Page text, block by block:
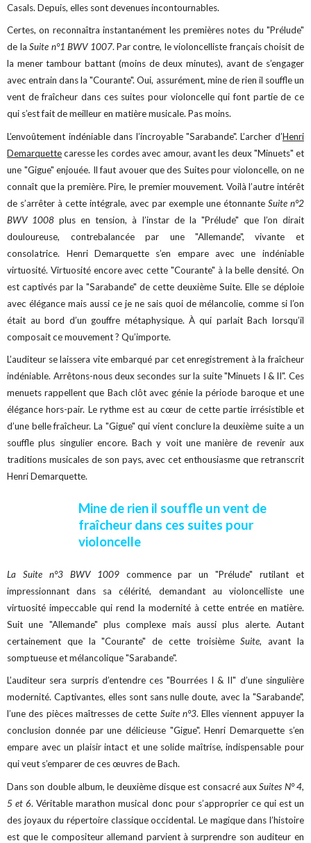
Casals. Depuis, elles sont devenues incontournables.
Certes, on reconnaîtra instantanément les premières notes du "Prélude"
de laSuite n°1 BWV 1007. Par contre, le violoncelliste français choisit de
la mener tambour battant (moins de deux minutes), avant de s’engager
avec entrain dans la "Courante". Oui, assurément, mine de rien il souffle un
vent de fraîcheur dans ces suites pour violoncelle qui font partie de ce
qui s’est fait de meilleur en matière musicale. Pas moins.
L’envoûtement indéniable dans l’incroyable "Sarabande". L’archer d’Henri
Demarquettecaresse les cordes avec amour, avant les deux "Minuets" et
une "Gigue" enjouée. Il faut avouer que des Suites pour violoncelle, on ne
connaît que la première. Pire, le premier mouvement. Voilà l’autre intérêt
de s’arrêter à cette intégrale, avec par exemple une étonnante Suite n°2
BWV 1008 plus en tension, à l’instar de la "Prélude" que l’on dirait
douloureuse, contrebalancée par une "Allemande", vivante et
consolatrice. Henri Demarquette s’en empare avec une indéniable
virtuosité. Virtuosité encore avec cette "Courante" à la belle densité. On
est captivés par la "Sarabande" de cette deuxième Suite. Elle se déploie
avec élégance mais aussi ce je ne sais quoi de mélancolie, comme si l’on
était au bord d’un gouffre métaphysique. À qui parlait Bach lorsqu’il
composait ce mouvement ? Qu’importe.
L’auditeur se laissera vite embarqué par cet enregistrement à la fraîcheur
indéniable. Arrêtons-nous deux secondes sur la suite "Minuets I & II". Ces
menuets rappellent que Bach clôt avec génie la période baroque et une
élégance hors-pair. Le rythme est au cœur de cette partie irrésistible et
d’une belle fraîcheur. La "Gigue" qui vient conclure la deuxième suite a un
souffle plus singulier encore. Bach y voit une manière de revenir aux
traditions musicales de son pays, avec cet enthousiasme que retranscrit
Henri Demarquette.
Mine de rien il souffle un vent de
fraîcheur dans ces suites pour
violoncelle
La Suite n°3 BWV 1009commence par un "Prélude" rutilant et
impressionnant dans sa célérité, demandant au violoncelliste une
virtuosité impeccable qui rend la modernité à cette entrée en matière.
Suit une "Allemande" plus complexe mais aussi plus alerte. Autant
certainement que la "Courante" de cette troisièmeSuite, avant la
somptueuse et mélancolique "Sarabande".
L’auditeur sera surpris d’entendre ces "Bourrées I & II" d’une singulière
modernité. Captivantes, elles sont sans nulle doute, avec la "Sarabande",
l’une des pièces maîtresses de cette Suite n°3. Elles viennent appuyer la
conclusion donnée par une délicieuse "Gigue". Henri Demarquette s’en
empare avec un plaisir intact et une solide maîtrise, indispensable pour
qui veut s’emparer de ces œuvres de Bach.
Dans son double album, le deuxième disque est consacré auxSuites N° 4,
5 et 6. Véritable marathon musical donc pour s’approprier ce qui est un
des joyaux du répertoire classique occidental. Le magique dans l’histoire
est que le compositeur allemand parvient à surprendre son auditeur en